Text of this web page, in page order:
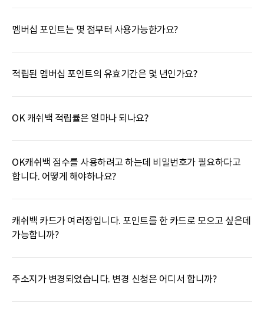
멤버십 포인트는 몇 점부터 사용가능한가요?
적립된 멤버십 포인트의 유효기간은 몇 년인가요?
OK 캐쉬백 적립률은 얼마나 되나요?
OK캐쉬백 점수를 사용하려고 하는데 비밀번호가 필요하다고
합니다. 어떻게 해야하나요?
캐쉬백 카드가 여러장입니다. 포인트를 한 카드로 모으고 싶은데
가능합니까?
주소지가 변경되었습니다. 변경 신청은 어디서 합니까?